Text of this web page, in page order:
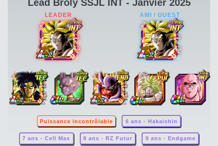
Lead Broly SSJL INT - Janvier 2025
Puissance incontrôlable 6 ans - Hakaishin
7 ans - Cell Max 8 ans - RZ Futur 9 ans - Endgame